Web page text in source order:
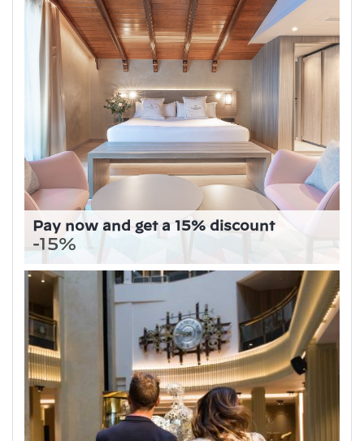
Pay now and get a 15% discount
-15%